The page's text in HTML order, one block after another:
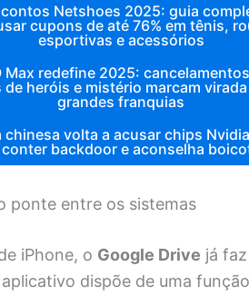
Netshoes 2025: guia
cupons de até 76% em tênis,
esportivas e acessórios
Max redefine 2025:
de heróis e mistério marcam
grandes franquias
chinesa volta a acusar chips
backdoor e aconselha
ponte entre os sistemas
iPhone, o Google Drive já
dispõe de uma